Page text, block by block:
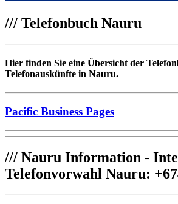
/// Telefonbuch Nauru
Hier finden Sie eine Übersicht der
Telefonauskünfte in Nauru.
Pacific Business Pages
/// Nauru Information -
Telefonvorwahl Nauru: